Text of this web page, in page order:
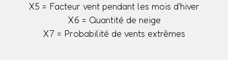
X5 = Facteur vent pendant les mois d'hiver
X6 = Quantité de neige
X7 = Probabilité de vents extrêmes